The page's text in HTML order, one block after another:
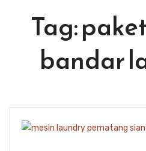
Tag:
bandar